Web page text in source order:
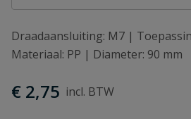
Draadaansluiting: M7 |
Materiaal: PP | Diameter: 90 mm
€ 2,75